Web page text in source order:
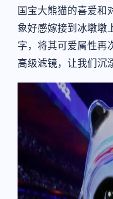
国宝大熊猫的喜爱和
象好感嫁接到冰墩墩
字，将其可爱属性再
高级滤镜，让我们沉